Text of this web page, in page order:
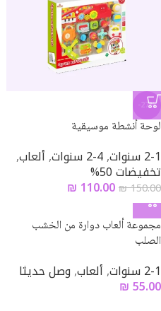
-27%
لوحة أنشطة موسيقية
2-1 سنوات ,4-2 سنوات ,ألعاب,
تخفيضات 50%
₪150.00
₪ 110.00
مجموعة ألعاب دوارة من الخشب
الصلب
2-1 سنوات ,ألعاب,وصل حديثا
₪55.00